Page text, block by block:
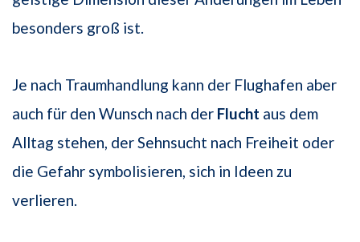
besonders groß ist.
Je nach Traumhandlung kann der Flughafen aber
auch für den Wunsch nach der Flucht aus dem
Alltag stehen, der Sehnsucht nach Freiheit oder
die Gefahr symbolisieren, sich in Ideen zu
verlieren.